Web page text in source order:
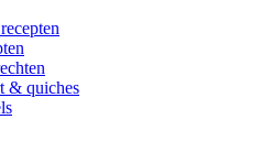
& quiches